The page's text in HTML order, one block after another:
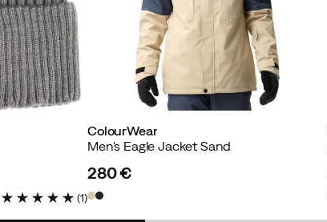
(1)
ColourWear
Men's Eagle Jacket Sand
price
280 €